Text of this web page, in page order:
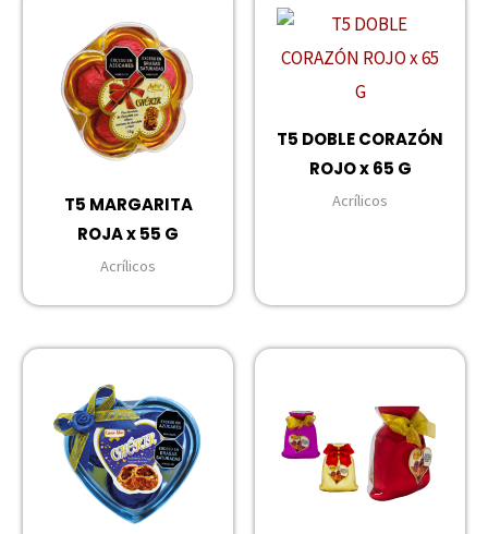
T5 MARGARITA
ROJA x 55 G
Acrílicos
T5 DOBLE CORAZÓN
ROJO x 65 G
Acrílicos